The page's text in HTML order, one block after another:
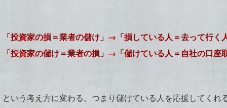
「投資家の損＝業者の儲け」→「損している人＝去って行く
「投資家の儲け＝業者の損」→「儲けている人＝自社の口座
という考え方に変わる。つまり儲けている人を応援してく